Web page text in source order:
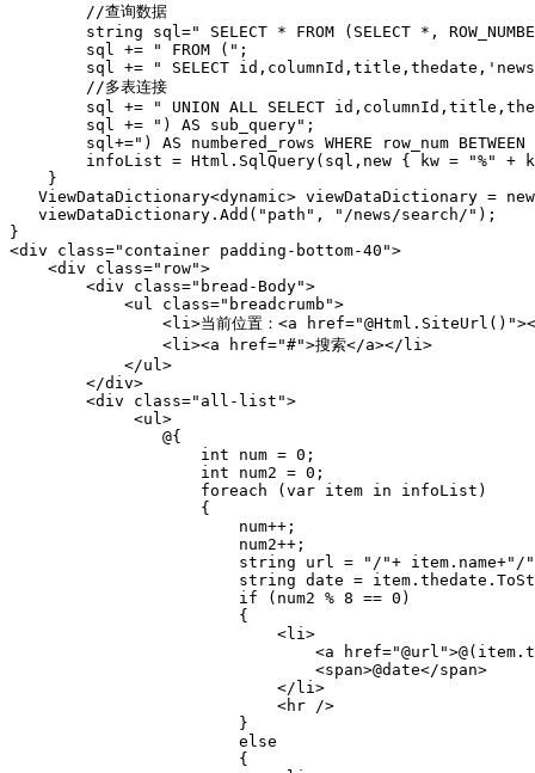
//查询数据
string sql=" SELECT * FROM (SELECT *,
sql += " FROM (";
sql += " SELECT id,columnId,title,thedate,'news' as
//多表连接
sql += " UNION ALL SELECT
sql += ") AS sub_query";
sql+=") AS numbered_rows WHERE row_num
infoList = Html.SqlQuery(sql,new { kw = "%" +
}
ViewDataDictionary<dynamic> viewDataDictionary =
viewDataDictionary.Add("path", "/news/search/");
}
<div class="container padding-bottom-40">
<div class="row">
<div class="bread-Body">
<ul class="breadcrumb">
<li>当前位置：<a
<li><a href="#">搜索</a></li>
</ul>
</div>
<div class="all-list">
<ul>
@{
int num = 0;
int num2 = 0;
foreach (var item in infoList)
{
num++;
num2++;
string url = "/"+ item.name+"/
string date =
if (num2 % 8 == 0)
{
<li>
<a
<span>@date</span>
</li>
<hr />
}
else
{